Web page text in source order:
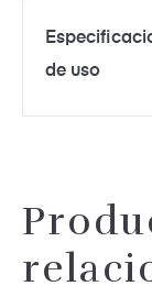
de uso